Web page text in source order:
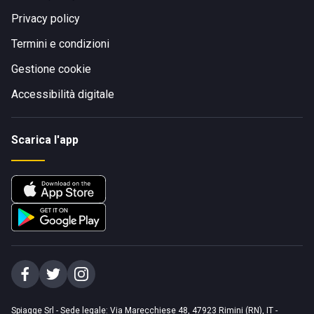
Privacy policy
Termini e condizioni
Gestione cookie
Accessibilità digitale
Scarica l'app
Spiagge Srl - Sede legale: Via Marecchiese 48, 47923 Rimini (RN), IT -